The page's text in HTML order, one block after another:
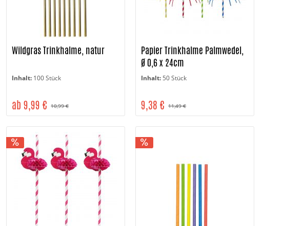
Wildgras Trinkhalme, natur
Inhalt: 100 Stück
10,99 €
ab 9,99 €
Papier Trinkhalme Palmwedel,
Ø 0,6 x 24cm
Inhalt: 50 Stück
11,49 €
9,38 €